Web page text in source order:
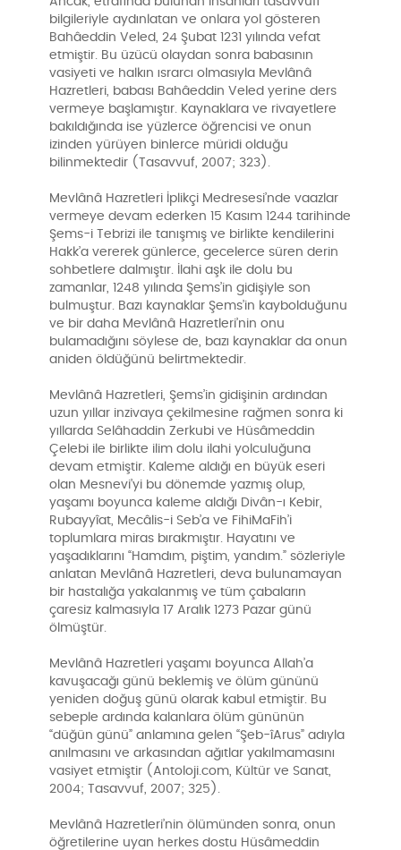
bilgileriyle aydınlatan ve onlara yol gösteren
Bahâeddin Veled, 24 Şubat 1231 yılında vefat
etmiştir. Bu üzücü olaydan sonra babasının
vasiyeti ve halkın ısrarcı olmasıyla Mevlânâ
Hazretleri, babası Bahâeddin Veled yerine ders
vermeye başlamıştır. Kaynaklara ve rivayetlere
bakıldığında ise yüzlerce öğrencisi ve onun
izinden yürüyen binlerce müridi olduğu
bilinmektedir (Tasavvuf, 2007; 323).
Mevlânâ Hazretleri İplikçi Medresesi’nde vaazlar
vermeye devam ederken 15 Kasım 1244 tarihinde
Şems-i Tebrizi ile tanışmış ve birlikte kendilerini
Hakk’a vererek günlerce, gecelerce süren derin
sohbetlere dalmıştır. İlahi aşk ile dolu bu
zamanlar, 1248 yılında Şems’in gidişiyle son
bulmuştur. Bazı kaynaklar Şems’in kaybolduğunu
ve bir daha Mevlânâ Hazretleri’nin onu
bulamadığını söylese de, bazı kaynaklar da onun
aniden öldüğünü belirtmektedir.
Mevlânâ Hazretleri, Şems’in gidişinin ardından
uzun yıllar inzivaya çekilmesine rağmen sonra ki
yıllarda Selâhaddin Zerkubi ve Hüsâmeddin
Çelebi ile birlikte ilim dolu ilahi yolculuğuna
devam etmiştir. Kaleme aldığı en büyük eseri
olan Mesnevi’yi bu dönemde yazmış olup,
yaşamı boyunca kaleme aldığı Divân-ı Kebir,
Rubayyîat, Mecâlis-i Seb’a ve FihiMaFih’i
toplumlara miras bırakmıştır. Hayatını ve
yaşadıklarını “Hamdım, piştim, yandım.” sözleriyle
anlatan Mevlânâ Hazretleri, deva bulunamayan
bir hastalığa yakalanmış ve tüm çabaların
çaresiz kalmasıyla 17 Aralık 1273 Pazar günü
ölmüştür.
Mevlânâ Hazretleri yaşamı boyunca Allah’a
kavuşacağı günü beklemiş ve ölüm gününü
yeniden doğuş günü olarak kabul etmiştir. Bu
sebeple ardında kalanlara ölüm gününün
“düğün günü” anlamına gelen “Şeb-îArus” adıyla
anılmasını ve arkasından ağıtlar yakılmamasını
vasiyet etmiştir (Antoloji.com, Kültür ve Sanat,
2004; Tasavvuf, 2007; 325).
Mevlânâ Hazretleri’nin ölümünden sonra, onun
öğretilerine uyan herkes dostu Hüsâmeddin